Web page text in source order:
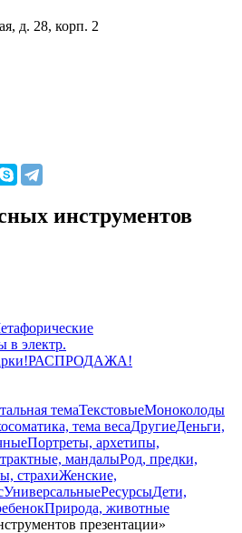
д. 28, корп. 2
инструментов
в электр.
РАСПРОДАЖА!
темаТекстовыеМоноколоды
тема весаДругиеДеньги,
Портреты, архетипы,
мандалыРод, предки,
страхиЖенские,
УниверсальныеРесурсыДети,
Природа, животные
презентации»